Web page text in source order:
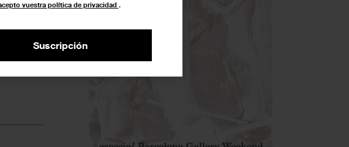
vuestra política de privacidad .
Suscripción